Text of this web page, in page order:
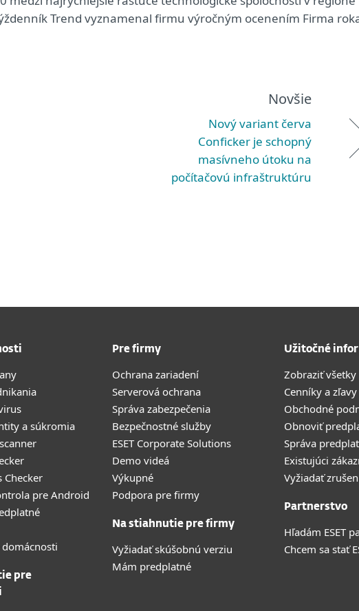
Trend vyznamenal firmu výročným ocenením Firma
Novšie
Nový variant červa
Conficker je schopný
masívneho útoku na
počítačovú infraštruktúru
a súkromia
Checker
pre Android
pre
Pre firmy
Ochrana zariadení
Serverová ochrana
Správa zabezpečenia
Bezpečnostné služby
ESET Corporate Solutions
Demo videá
Výkupné
Podpora pre firmy
Na stiahnutie pre firmy
Vyžiadať skúšobnú verziu
Mám predplatné
Užitočné
Zobraziť
Cenníky a zľavy
Obchodné
Obnoviť
Správa
Existujúci
Vyžiadať
Partnerstvo
Hľadám ESET
Chcem sa stať